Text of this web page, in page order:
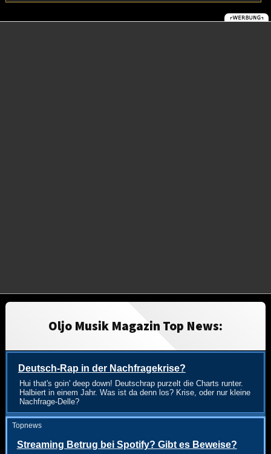
Oljo Musik Magazin Top News:
Deutsch-Rap in der Nachfragekrise?
Hui that's goin' deep down! Deutschrap purzelt die Charts runter.
Halbiert in einem Jahr. Was ist da denn los? Krise, oder nur kleine
Nachfrage-Delle?
Topnews
Streaming Betrug bei Spotify? Gibt es Beweise?